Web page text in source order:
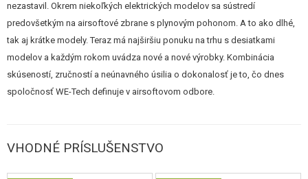
nezastavil. Okrem niekoľkých elektrických modelov sa sústredí
predovšetkým na airsoftové zbrane s plynovým pohonom. A to ako dlhé,
tak aj krátke modely. Teraz má najširšiu ponuku na trhu s desiatkami
modelov a každým rokom uvádza nové a nové výrobky. Kombinácia
skúseností, zručností a neúnavného úsilia o dokonalosť je to, čo dnes
spoločnosť WE-Tech definuje v airsoftovom odbore.
VHODNÉ PRÍSLUŠENSTVO